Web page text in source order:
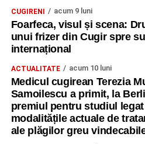
mulțumiri pentru colegii
țărilor participante și am realizat
Ne-am despărțit, dar nu ne-am
împărtăși ceea ce am
experiența într-un impact real în
Un „mulțumesc” pentru
„Mulțumim Asociației Youth
CUGIRENI acum 9 luni
Foarfeca, visul și scena:
unui frizer din Cugir spre
internațional
ACTUALITATE acum 10 luni
Medicul cugirean Terezia
Samoilescu a primit, la
premiul pentru studiul
modalitățile actuale de
ale plăgilor greu